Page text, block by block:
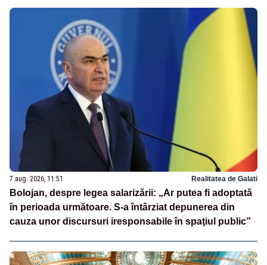
7 aug. 2026, 11:51 Realitatea de Galati
Bolojan, despre legea salarizării: „Ar putea fi adoptată
în perioada următoare. S-a întârziat depunerea din
cauza unor discursuri iresponsabile în spaţiul public”